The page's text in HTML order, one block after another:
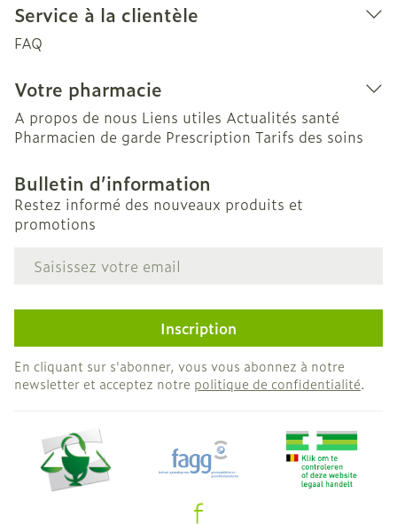
Service à la clientèle
FAQ
Votre pharmacie
A propos de nous Liens utiles Actualités santé
Pharmacien de garde Prescription Tarifs des soins
Bulletin d’information
Restez informé des nouveaux produits et
promotions
Adresse mail
Inscription
En cliquant sur s'abonner, vous vous abonnez à notre
newsletter et acceptez notre politique de confidentialité.